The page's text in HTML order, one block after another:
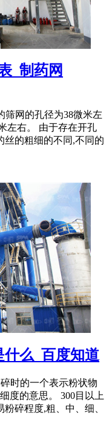
_制药网
筛网的孔径为38微米左
左右。 由于存在开孔
丝的粗细的不同,不同的
什么_百度知道
时的一个表示粉状物
度的意思。 300目以上
碎程度,粗、中、细、